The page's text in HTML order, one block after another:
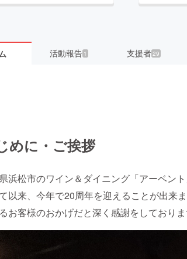
活動報告 1 支援者 29
めに・ご挨拶
浜松市のワイン＆ダイニング「アーベン
以来、今年で20周年を迎えることが出来
お客様のおかげだと深く感謝をしておりま